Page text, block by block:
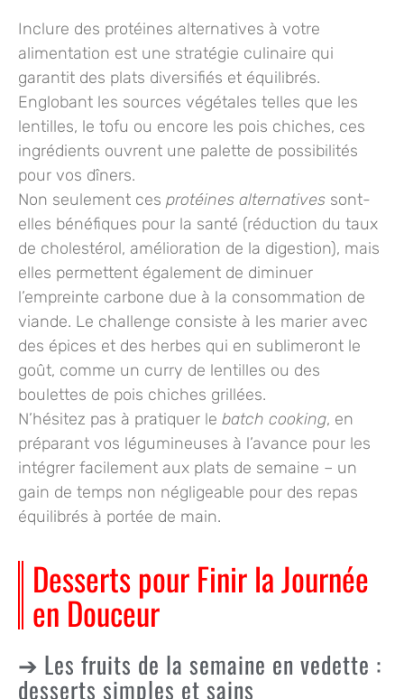
Inclure des protéines alternatives à votre
alimentation est une stratégie culinaire qui
garantit des plats diversifiés et équilibrés.
Englobant les sources végétales telles que les
lentilles, le tofu ou encore les pois chiches, ces
ingrédients ouvrent une palette de possibilités
pour vos dîners.
Non seulement ces protéines alternatives sont-
elles bénéfiques pour la santé (réduction du taux
de cholestérol, amélioration de la digestion), mais
elles permettent également de diminuer
l’empreinte carbone due à la consommation de
viande. Le challenge consiste à les marier avec
des épices et des herbes qui en sublimeront le
goût, comme un curry de lentilles ou des
boulettes de pois chiches grillées.
N’hésitez pas à pratiquer le batch cooking, en
préparant vos légumineuses à l’avance pour les
intégrer facilement aux plats de semaine – un
gain de temps non négligeable pour des repas
équilibrés à portée de main.
Desserts pour Finir la Journée
en Douceur
Les fruits de la semaine en vedette :
desserts simples et sains